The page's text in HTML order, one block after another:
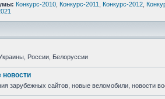
Конкурс-2010 Конкурс-2011 Конкурс-2012
России, Белоруссии
зарубежных сайтов, новые веломобили, новости